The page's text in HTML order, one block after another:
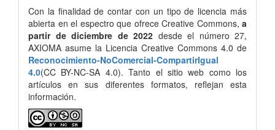
Con la finalidad de contar con un tipo de licencia más
abierta en el espectro que ofrece Creative Commons, a
partir de diciembre de 2022 desde el número 27,
AXIOMA asume la Licencia Creative Commons 4.0 de
Reconocimiento-NoComercial-CompartirIgual
4.0(CC BY-NC-SA 4.0). Tanto el sitio web como los
artículos en sus diferentes formatos, reflejan esta
información.